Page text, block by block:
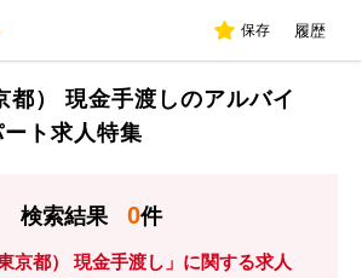
保存 履歴
都） 現金手渡しのアルバイ
ート求人特集
検索結果 0件
京都） 現金手渡し」に関する求人